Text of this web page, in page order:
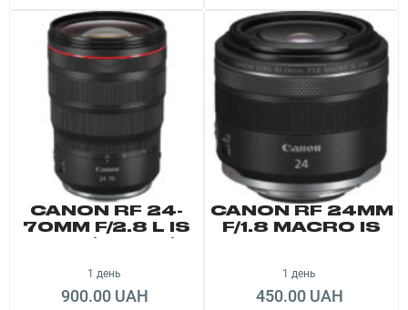
CANON RF 24-
70MM F/2.8 L IS
1 день
900.00 UAH
CANON RF 24MM
F/1.8 MACRO IS
1 день
450.00 UAH